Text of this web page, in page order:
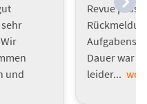
und
Revue
Dauer war
leider...